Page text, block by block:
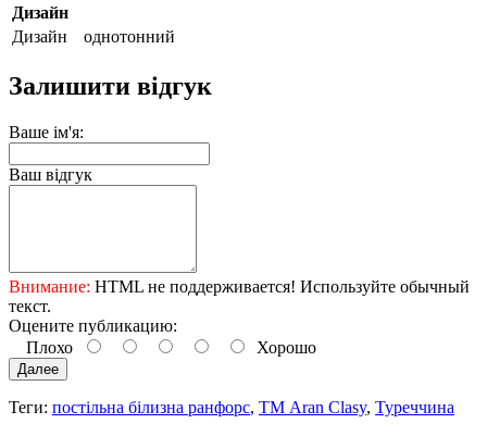
Дизайн
Дизайн
однотонний
Залишити відгук
Ваше ім'я:
Ваш відгук
Внимание: HTML не поддерживается! Используйте обычный
текст.
Оцените публикацию:
Плохо
Хорошо
Далее
Теги: постільна білизна ранфорс, ТМ Aran Clasy, Туреччина